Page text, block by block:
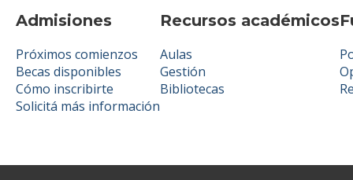
Admisiones
Próximos comienzos
Becas disponibles
Cómo inscribirte
Solicitá más información
Recursos académicos
Aulas
Gestión
Bibliotecas